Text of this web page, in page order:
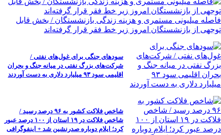
فاصله میلیونی مستمری و هزینه زندگی بازنشستگان / بخش قابل
توجهی از بازنشستگان امروز زیر خط فقر قرار گرفته‌اند
سودهای جنگی برای غول‌های نفتی /
شرکت‌های بزرگ نفتی در میانه جنگ و بحران
اقلیمی سود ۹۳ میلیارد دلاری به دست آوردند
شاخص فلاکت کشور به ۹۶ درصد رسید /
شاخص فلاکت در ۱۹ استان از ۱۰۰ درصد عبور
کرد؛ ایلام دوباره صدرنشین شد + اینفوگرافی